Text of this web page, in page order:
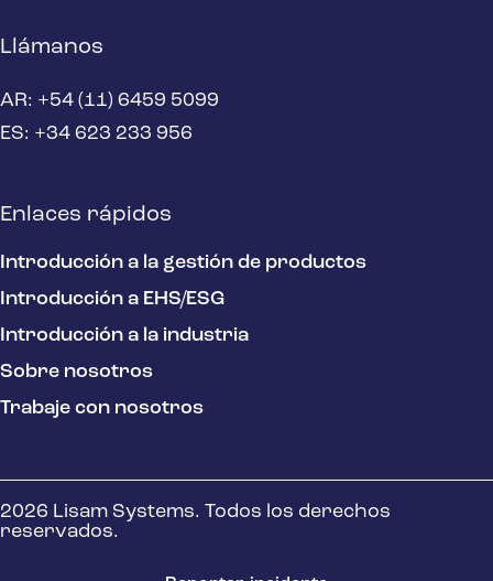
Llámanos
AR: +54 (11) 6459 5099
ES: +34 623 233 956
Enlaces rápidos
Introducción a la gestión de productos
Introducción a EHS/ESG
Introducción a la industria
Sobre nosotros
Trabaje con nosotros
2026 Lisam Systems. Todos los derechos
reservados.